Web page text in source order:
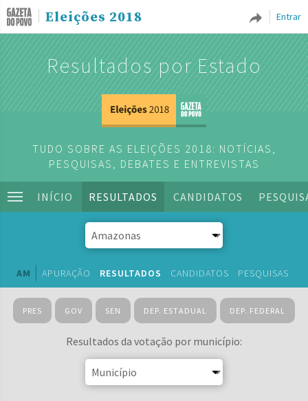
Entrar
Eleições 2018
Resultados por Estado
TUDO SOBRE AS ELEIÇÕES 2018: NOTÍCIAS,
PESQUISAS, DEBATES E ENTREVISTAS
INÍCIO RESULTADOS CANDIDATOS
AM APURAÇÃO RESULTADOS CANDIDATOS PESQUISAS
PRES GOV SEN DEP. ESTADUAL DEP. FEDERAL
Resultados da votação por município: